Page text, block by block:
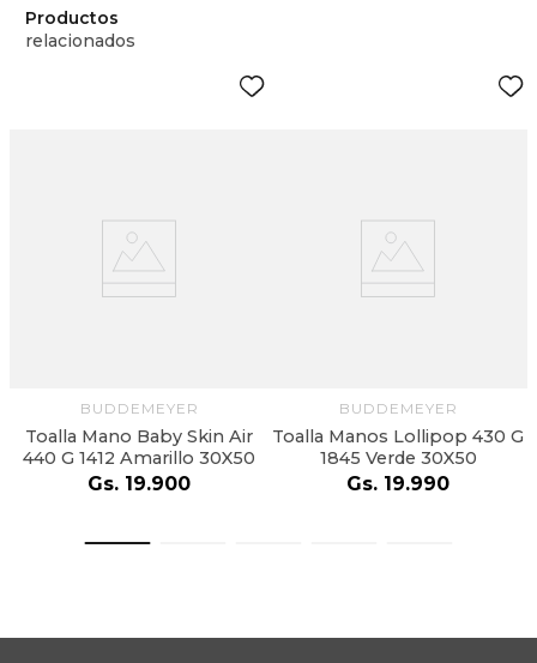
Productos
relacionados
BUDDEMEYER
Toalla Mano Baby Skin Air
440 G 1412 Amarillo 30X50
Gs. 19.900
BUDDEMEYER
Toalla Manos Lollipop 430 G
1845 Verde 30X50
Gs. 19.990